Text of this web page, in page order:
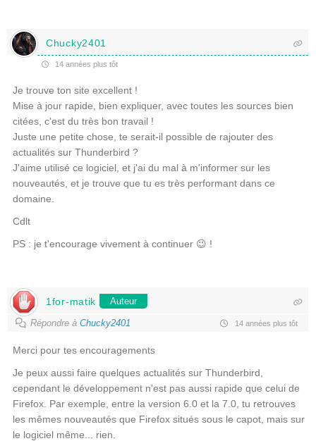
Chucky2401
14 années plus tôt
Je trouve ton site excellent !
Mise à jour rapide, bien expliquer, avec toutes les sources bien
citées, c'est du très bon travail !
Juste une petite chose, te serait-il possible de rajouter des
actualités sur Thunderbird ?
J'aime utilisé ce logiciel, et j'ai du mal à m'informer sur les
nouveautés, et je trouve que tu es très performant dans ce
domaine.
Cdlt
PS : je t'encourage vivement à continuer 😉 !
1for-matik Auteur
Répondre àChucky2401 14 années plus tôt
Merci pour tes encouragements
Je peux aussi faire quelques actualités sur Thunderbird,
cependant le développement n'est pas aussi rapide que celui de
Firefox. Par exemple, entre la version 6.0 et la 7.0, tu retrouves
les mêmes nouveautés que Firefox situés sous le capot, mais sur
le logiciel même... rien.